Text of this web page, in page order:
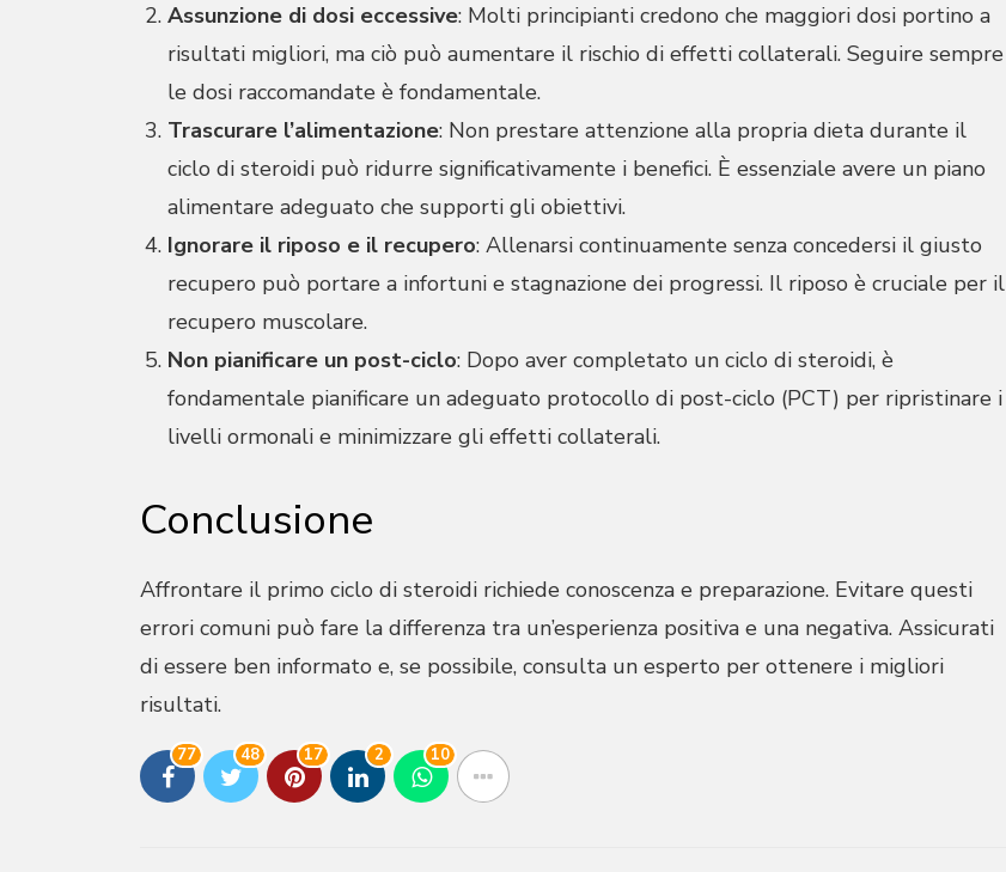
Assunzione di dosi eccessive: Molti principianti credono che maggiori dosi portino a
risultati migliori, ma ciò può aumentare il rischio di effetti collaterali. Seguire sempre
le dosi raccomandate è fondamentale.
Trascurare l’alimentazione: Non prestare attenzione alla propria dieta durante il
ciclo di steroidi può ridurre significativamente i benefici. È essenziale avere un piano
alimentare adeguato che supporti gli obiettivi.
Ignorare il riposo e il recupero: Allenarsi continuamente senza concedersi il giusto
recupero può portare a infortuni e stagnazione dei progressi. Il riposo è cruciale per il
recupero muscolare.
Non pianificare un post-ciclo: Dopo aver completato un ciclo di steroidi, è
fondamentale pianificare un adeguato protocollo di post-ciclo (PCT) per ripristinare i
livelli ormonali e minimizzare gli effetti collaterali.
Conclusione
Affrontare il primo ciclo di steroidi richiede conoscenza e preparazione. Evitare questi
errori comuni può fare la differenza tra un’esperienza positiva e una negativa. Assicurati
di essere ben informato e, se possibile, consulta un esperto per ottenere i migliori
risultati.
77 48 17 2 10